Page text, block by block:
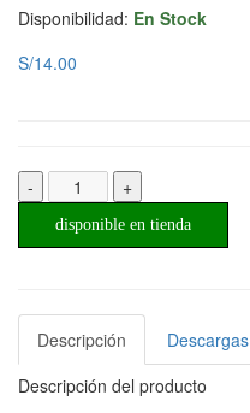
Disponibilidad: En Stock
S/14.00
- +
disponible en tienda
Descripción
Descargas
Descripción del producto